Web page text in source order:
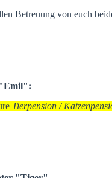
Betreuung von euch
Tierpension /